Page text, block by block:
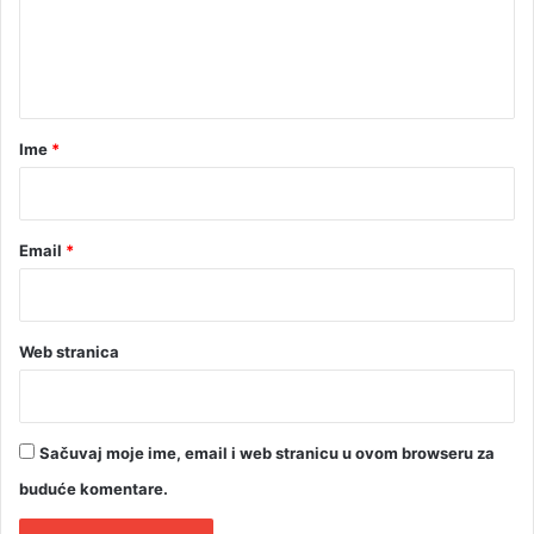
rIme *
Email *
Web stranica
Sačuvaj moje ime, email i web stranicu u ovom browseru za
buduće komentare.